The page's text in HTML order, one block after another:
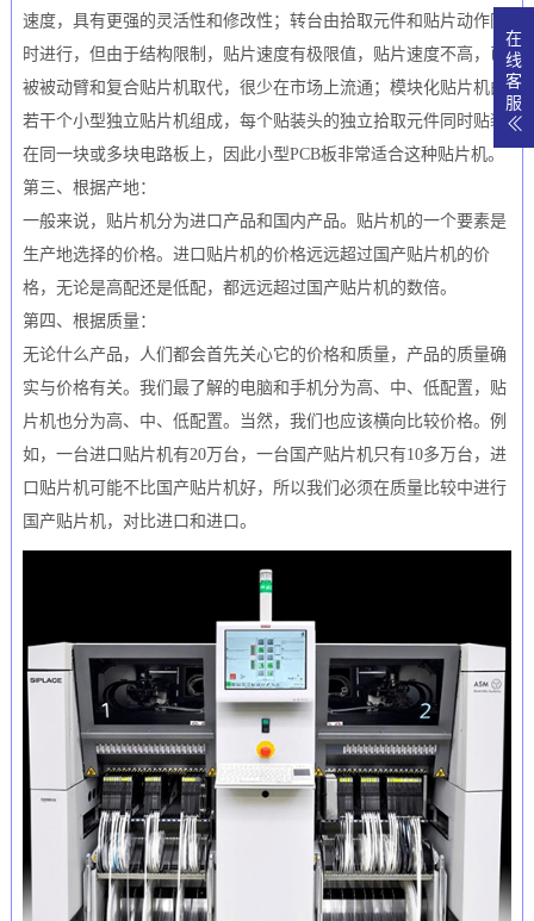
速度，具有更强的灵活性和修改性；转台由拾取元件和贴片动作同
时进行，但由于结构限制，贴片速度有极限值，贴片速度不高，已
被被动臂和复合贴片机取代，很少在市场上流通；模块化贴片机由
若干个小型独立贴片机组成，每个贴装头的独立拾取元件同时贴装
在同一块或多块电路板上，因此小型PCB板非常适合这种贴片机。
第三、根据产地：
一般来说，贴片机分为进口产品和国内产品。贴片机的一个要素是
生产地选择的价格。进口贴片机的价格远远超过国产贴片机的价
格，无论是高配还是低配，都远远超过国产贴片机的数倍。
第四、根据质量：
无论什么产品，人们都会首先关心它的价格和质量，产品的质量确
实与价格有关。我们最了解的电脑和手机分为高、中、低配置，贴
片机也分为高、中、低配置。当然，我们也应该横向比较价格。例
如，一台进口贴片机有20万台，一台国产贴片机只有10多万台，进
口贴片机可能不比国产贴片机好，所以我们必须在质量比较中进行
国产贴片机，对比进口和进口。
在
线
客
服